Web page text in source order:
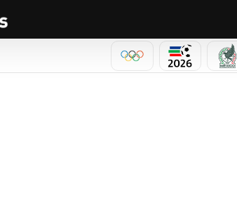
OLÍMPICOSMUNDIAL